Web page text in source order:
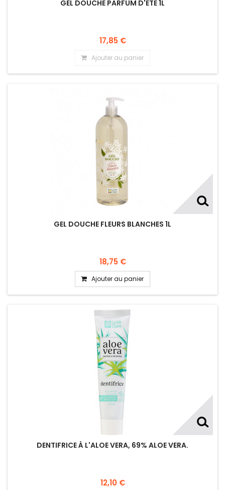
GEL DOUCHE PARFUM D'ETE 1L
17,85 €
Ajouter au panier
GEL DOUCHE FLEURS BLANCHES 1L
18,75 €
Ajouter au panier
DENTIFRICE À L'ALOE VERA, 69% ALOE VERA.
12,10 €